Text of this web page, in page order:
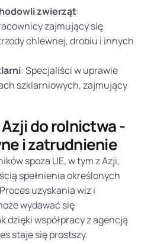
zwierząt:
zajmujący się
chlewnej, drobiu i innych
: Specjaliści w uprawie
szklarniowych, zajmujący
do rolnictwa -
i zatrudnienie
spoza UE, w tym z Azji,
spełnienia określonych
uzyskania wiz i
wydawać się
dzięki współpracy z agencją
staje się prostszy.